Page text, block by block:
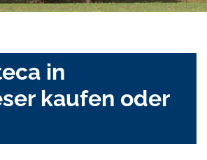
in
kaufen oder